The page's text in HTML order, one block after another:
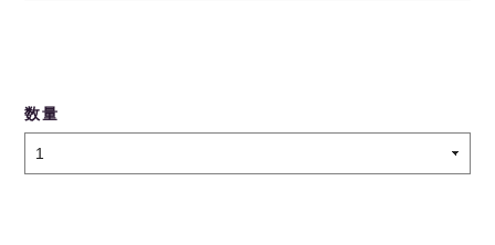
数量